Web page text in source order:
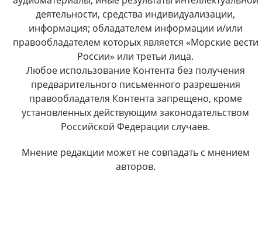
деятельности, средства индивидуализации,
информация; обладателем информации и/или
правообладателем которых является «Морские вести
России» или третьи лица.
Любое использование Контента без получения
предварительного письменного разрешения
правообладателя Контента запрещено, кроме
установленных действующим законодательством
Российской Федерации случаев.
Мнение редакции может не совпадать с мнением
авторов.